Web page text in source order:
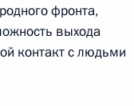
фронта,
выхода
контакт с людьми